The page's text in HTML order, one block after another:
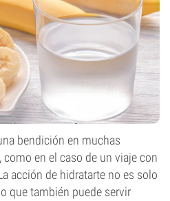
bendición en muchas
en el caso de un viaje con
acción de hidratarte no es solo
que también puede servir